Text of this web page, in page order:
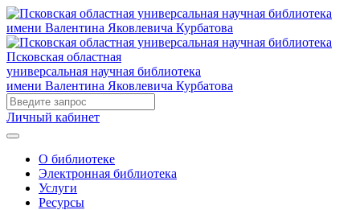
Псковская областная
универсальная научная библиотека
имени Валентина Яковлевича Курбатова
Личный кабинет
О библиотеке
Электронная библиотека
Услуги
Ресурсы